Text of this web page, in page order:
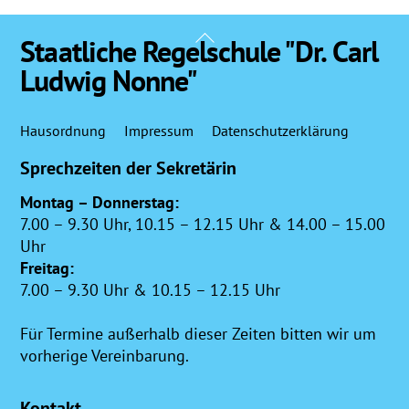
Back
To
Staatliche Regelschule "Dr. Carl
Ludwig Nonne"
Hausordnung Impressum Datenschutzerklärung
Sprechzeiten der Sekretärin
Montag – Donnerstag:
7.00 – 9.30 Uhr, 10.15 – 12.15 Uhr & 14.00 – 15.00
Uhr
Freitag:
7.00 – 9.30 Uhr & 10.15 – 12.15 Uhr
Für Termine außerhalb dieser Zeiten bitten wir um
vorherige Vereinbarung.